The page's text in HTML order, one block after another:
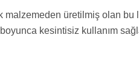
malzemeden üretilmiş olan
kesintisiz kullanım